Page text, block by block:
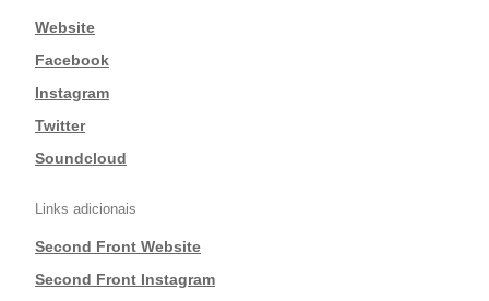
Website
|Facebook
|Instagram
|Twitter
|Soundcloud
Links adicionais
Second Front Website
|Second Front Instagram